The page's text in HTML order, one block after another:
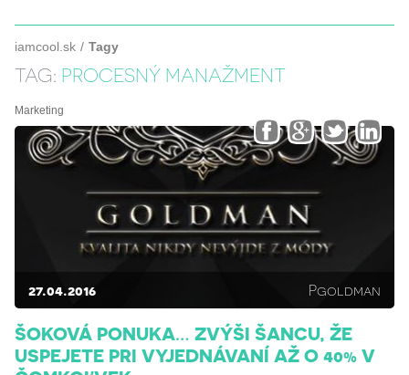
iamcool.sk Tagy
TAG: PROCESNÝ MANAŽMENT
Marketing
27.04.2016 Pgoldman
ŠOKOVÁ PONUKA… ZVÝŠI ŠANCU, ŽE
USPEJETE PRI VYJEDNÁVANÍ AŽ O 40% V